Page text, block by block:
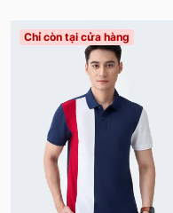
Chỉ còn tại cửa hàng